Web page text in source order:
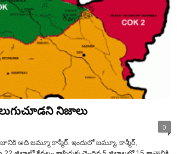
నిజాలు
0
అది జమ్మూ కాశ్మీర్. ఇందులో జమ్మూ, కాశ్మీర్,